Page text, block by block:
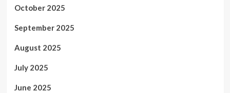
October 2025
September 2025
August 2025
July 2025
June 2025